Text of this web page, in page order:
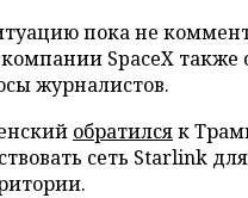
пока не
SpaceX также
журналистов.
обратилсяк
сеть Starlink